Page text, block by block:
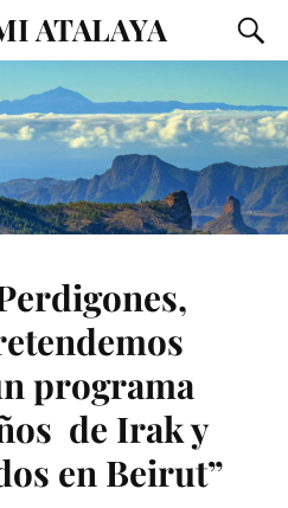
ATALAYA
programa
de Irak y
en Beirut”